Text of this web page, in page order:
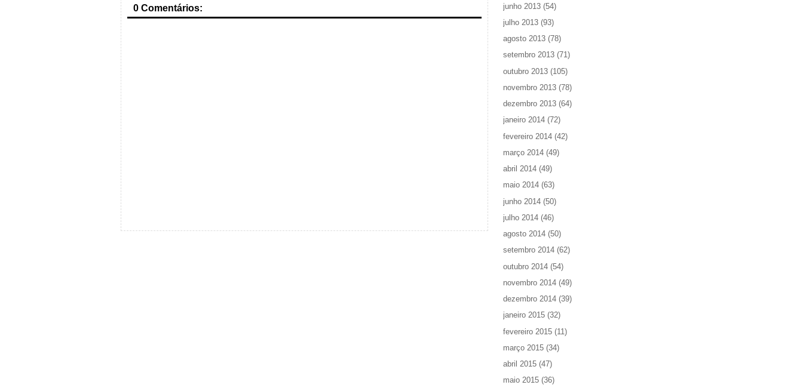
0 Comentários:
junho 2013 (54)
julho 2013 (93)
agosto 2013 (78)
setembro 2013 (71)
outubro 2013 (105)
novembro 2013 (78)
dezembro 2013 (64)
janeiro 2014 (72)
fevereiro 2014 (42)
março 2014 (49)
abril 2014 (49)
maio 2014 (63)
junho 2014 (50)
julho 2014 (46)
agosto 2014 (50)
setembro 2014 (62)
outubro 2014 (54)
novembro 2014 (49)
dezembro 2014 (39)
janeiro 2015 (32)
fevereiro 2015 (11)
março 2015 (34)
abril 2015 (47)
maio 2015 (36)